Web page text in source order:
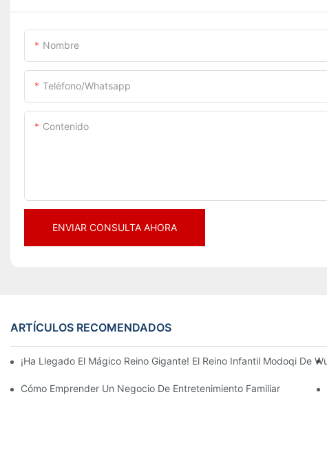
Nombre
Teléfono/whatsapp
Contenido
ENVIAR CONSULTA AHORA
ARTÍCULOS RECOMENDADOS
¡Ha Llegado El Mágico Reino Gigante! El Reino Infantil Modoqi De
Cómo Emprender Un Negocio De Entretenimiento Familiar